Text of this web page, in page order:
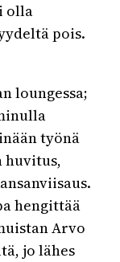
olla
pois.
loungessa;
työnä
huvitus,
hengittää
Arvo
jo lähes